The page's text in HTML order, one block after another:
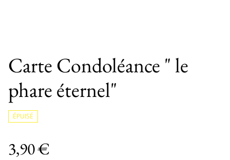
Carte Condoléance " le
phare éternel"
ÉPUISÉ
3,90 €